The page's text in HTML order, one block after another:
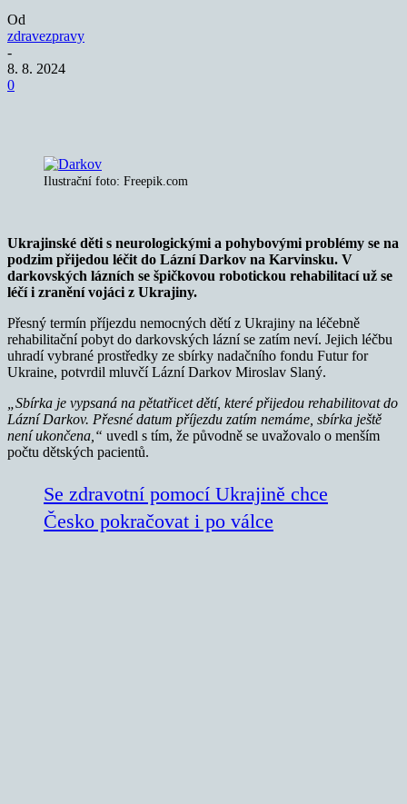
Od
zdravezpravy
-
8. 8. 2024
0
Ilustrační foto: Freepik.com
Ukrajinské děti s neurologickými a pohybovými problémy se na
podzim přijedou léčit do Lázní Darkov na Karvinsku. V
darkovských lázních se špičkovou robotickou rehabilitací už se
léčí i zranění vojáci z Ukrajiny.
Přesný termín příjezdu nemocných dětí z Ukrajiny na léčebně
rehabilitační pobyt do darkovských lázní se zatím neví. Jejich léčbu
uhradí vybrané prostředky ze sbírky nadačního fondu Futur for
Ukraine, potvrdil mluvčí Lázní Darkov Miroslav Slaný.
„Sbírka je vypsaná na pětatřicet dětí, které přijedou rehabilitovat do
Lázní Darkov. Přesné datum příjezdu zatím nemáme, sbírka ještě
není ukončena,“ uvedl s tím, že původně se uvažovalo o menším
počtu dětských pacientů.
Se zdravotní pomocí Ukrajině chce
Česko pokračovat i po válce